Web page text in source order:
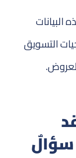
البيانات
التسويق
سؤالٌ